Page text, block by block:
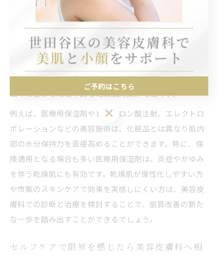
乾燥肌は日常のスキンケアや保湿だけで改善できると考
えがちですが、実際には繰り返すトラブルや慢性的なカ
を感じる理由は、表面的な保湿では届かない真皮層の水
分不足やバリア機能の低下が背景にあるためです。美容
皮膚科では、肌構造や状態を専門的に診断し、個々の肌
悩みに合わせた根本的な乾燥肌対策が可能です。
例えば、医療用保湿剤やヒアルロン酸注射、エレクトロ
ポレーションなどの美容施術は、化粧品とは異なり肌内
部の水分保持力を直接高めることができます。特に、保
険適用となる場合も多い医療用保湿剤は、炎症やかゆみ
を伴う乾燥肌にも有効です。乾燥肌が慢性化しやすい方
や市販のスキンケアで効果を実感しにくい方は、美容皮
膚科での診断と治療を検討することで、肌質改善の新た
な一歩を踏み出すことができるでしょう。
セルフケアで限界を感じたら美容皮膚科へ相
ご予約はこちら
ご予約はこちら